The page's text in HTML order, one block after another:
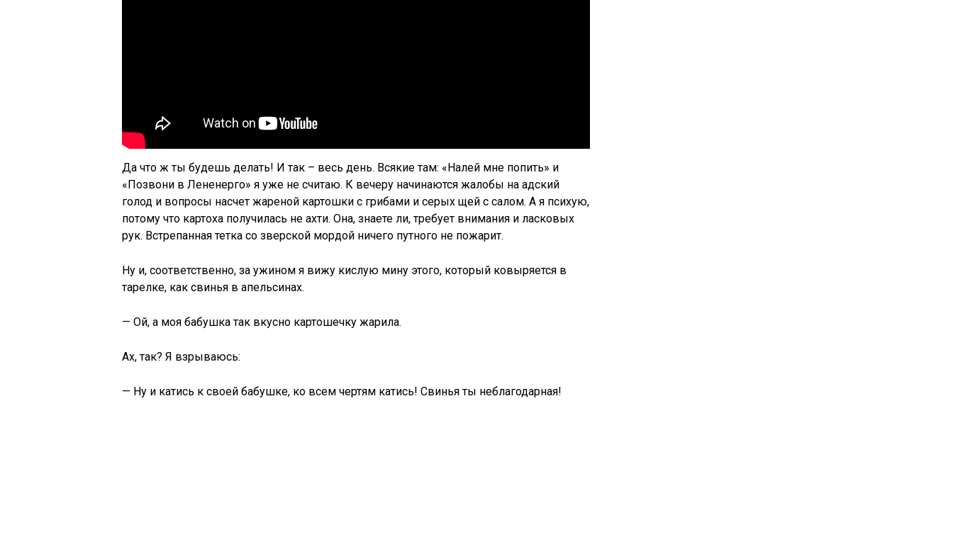
Да что ж ты будешь делать! И так – весь день. Всякие там: «Налей мне попить» и
«Позвони в Лененерго» я уже не считаю. К вечеру начинаются жалобы на адский
голод и вопросы насчет жареной картошки с грибами и серых щей с салом. А я психую,
потому что картоха получилась не ахти. Она, знаете ли, требует внимания и ласковых
рук. Встрепанная тетка со зверской мордой ничего путного не пожарит.
Ну и, соответственно, за ужином я вижу кислую мину этого, который ковыряется в
тарелке, как свинья в апельсинах.
— Ой, а моя бабушка так вкусно картошечку жарила.
Ах, так? Я взрываюсь:
— Ну и катись к своей бабушке, ко всем чертям катись! Свинья ты неблагодарная!